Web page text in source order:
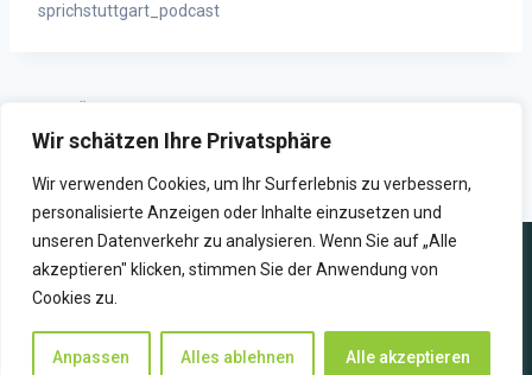
Wir schätzen Ihre Privatsphäre
Wir verwenden Cookies, um Ihr Surferlebnis zu verbessern,
personalisierte Anzeigen oder Inhalte einzusetzen und
unseren Datenverkehr zu analysieren. Wenn Sie auf „Alle
akzeptieren" klicken, stimmen Sie der Anwendung von
Cookies zu.
Anpassen Alles ablehnen Alle akzeptieren
sprichstuttgart_podcast
Wolfgang Baum im Podcast